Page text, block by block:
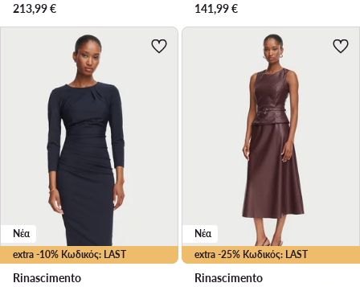
213,99€
141,99€
extra -10% Κωδικός: LAST
Νέα
Rinascimento
extra -25% Κωδικός: LAST
Νέα
Rinascimento